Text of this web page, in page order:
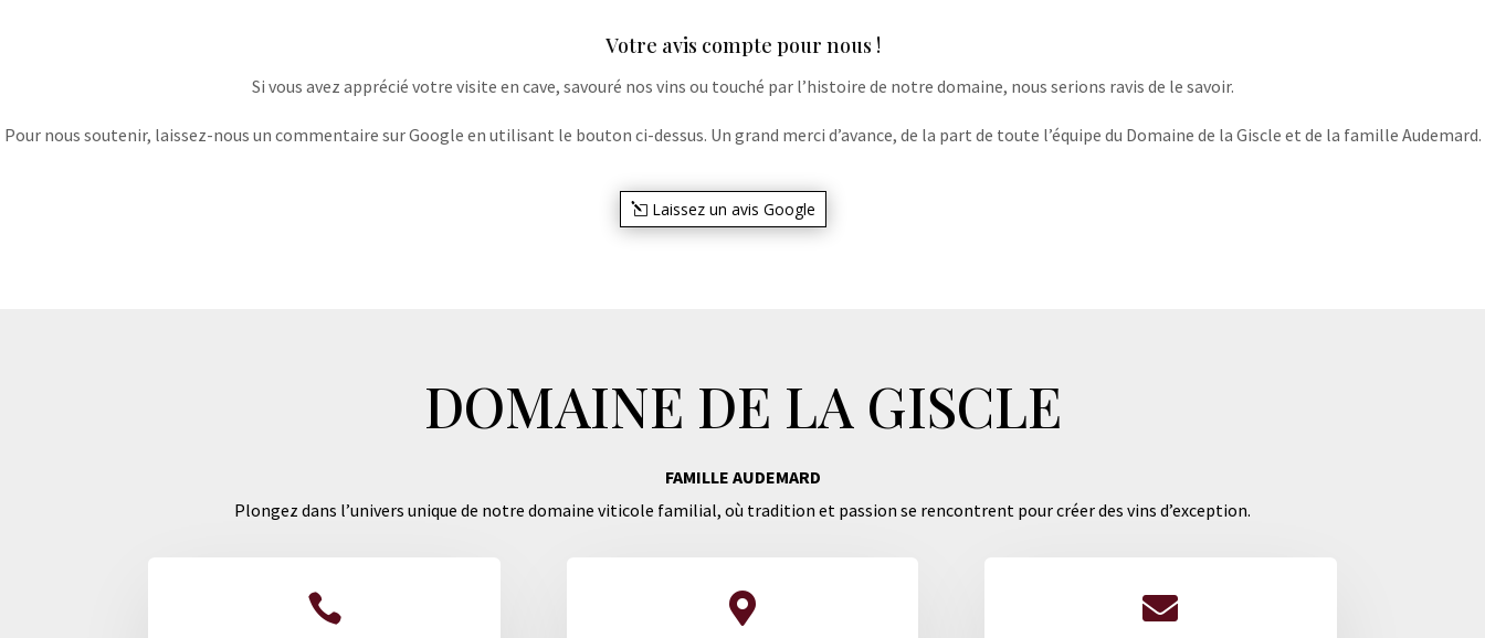
Votre avis compte pour nous !
Si vous avez apprécié votre visite en cave, savouré nos vins ou touché par l’histoire de notre domaine, nous serions ravis de le savoir.
Pour nous soutenir, laissez-nous un commentaire sur Google en utilisant le bouton ci-dessus. Un grand merci d’avance, de la part de toute l’équipe du Domaine de la Giscle et de la famille Audemard.
Laissez un avis Google
DOMAINE DE LA GISCLE
FAMILLE AUDEMARD
Plongez dans l’univers unique de notre domaine viticole familial, où tradition et passion se rencontrent pour créer des vins d’exception.
  